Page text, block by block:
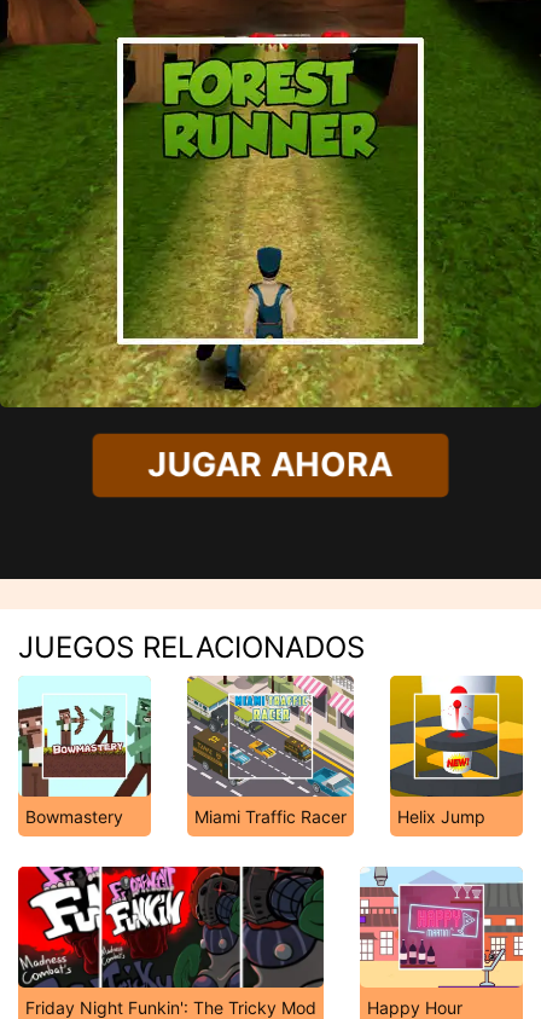
JUGAR AHORA
JUEGOS RELACIONADOS
Bowmastery Miami Traffic Racer Helix Jump
Friday Night Funkin': The Tricky Mod Happy Hour